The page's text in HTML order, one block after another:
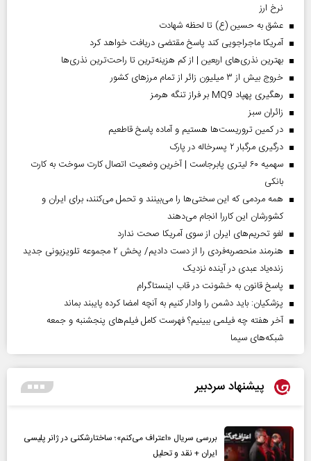
نرخ ارز
عشق به حسین (ع) تا لحظه شهادت
آمریکا ماجراجویی کند پاسخ مقتضی دریافت خواهد کرد
بهترین نذری‌های اربعین | از کم هزینه‌ترین تا راحت‌ترین نذری‌ها
خروج بیش از ۳ میلیون زائر از تمام مرز‌های کشور
رهگیری پهپاد MQ9 بر فراز تنگه هرمز
‌زائران سبز
در کمین تروریست‌ها هستیم و آماده پاسخ قاطعیم
درگیری مرگبار ۲ پسرخاله در پارک
سهمیه ۶۰ لیتری پابرجاست | آخرین وضعیت اتصال کارت سوخت به کارت
بانکی
همه مردمی که این سختی‌ها را می‌بینند و تحمل می‌کنند، برای ایران و
کشورشان این کاررا انجام می‌دهند
لغو تحریم‌های ایران از سوی آمریکا صحت ندارد
هنرمند منحصر‌به‌فردی را از دست دادیم/ پخش ۲ مجموعه تلویزیونی جدید
زنده‌یاد عبدی در آینده نزدیک
پاسخ قانون به خشونت در قاب اینستاگرام
پزشکیان: باید دشمن را وادار کنیم به آنچه امضا کرده پایبند بماند
آخر هفته چه فیلمی ببینیم؟ فهرست کامل فیلم‌های پنجشنبه و جمعه
شبکه‌های سیما
پیشنهاد سردبیر
بررسی سریال «اعتراف می‌کنم»؛ ساختارشکنی در ژانر پلیسی
ایران + نقد و تحلیل